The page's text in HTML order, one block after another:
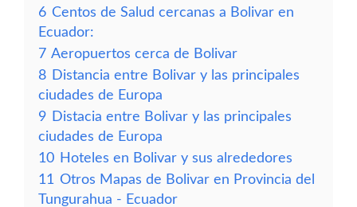
6 Centos de Salud cercanas a Bolivar en
Ecuador:
7 Aeropuertos cerca de Bolivar
8 Distancia entre Bolivar y las principales
ciudades de Europa
9 Distacia entre Bolivar y las principales
ciudades de Europa
10 Hoteles en Bolivar y sus alrededores
11 Otros Mapas de Bolivar en Provincia del
Tungurahua - Ecuador